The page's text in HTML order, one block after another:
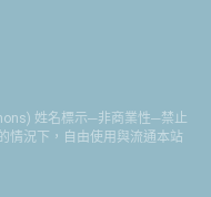
姓名標示─非商業性─禁止
情況下，自由使用與流通本站